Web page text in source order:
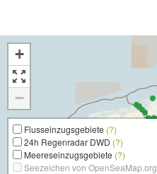
+
−
Flusseinzugsgebiete (?)
24h Regenradar DWD (?)
Meereseinzugsgebiete (?)
Seezeichen von OpenSeaMap.org